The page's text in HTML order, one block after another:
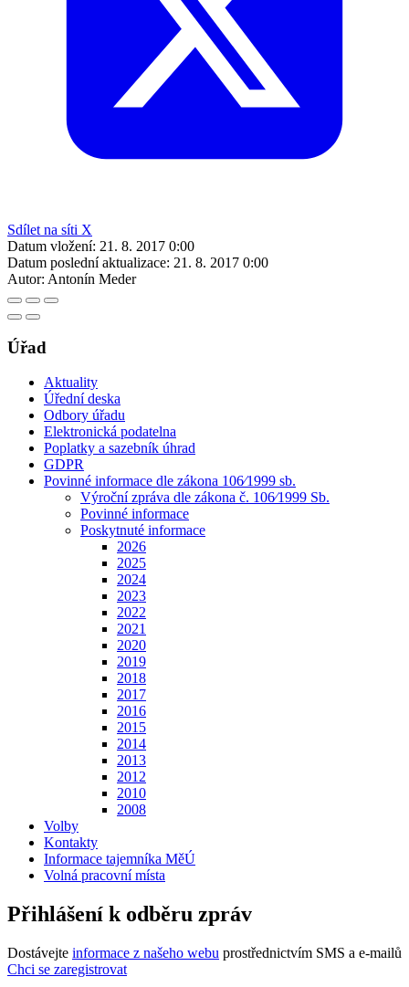
Sdílet na síti X
Datum vložení: 21. 8. 2017 0:00
Datum poslední aktualizace: 21. 8. 2017 0:00
Autor: Antonín Meder
Úřad
Aktuality
Úřední deska
Odbory úřadu
Elektronická podatelna
Poplatky a sazebník úhrad
GDPR
Povinné informace dle zákona 106⁄1999 sb.
Výroční zpráva dle zákona č. 106⁄1999 Sb.
Povinné informace
Poskytnuté informace
2026
2025
2024
2023
2022
2021
2020
2019
2018
2017
2016
2015
2014
2013
2012
2010
2008
Volby
Kontakty
Informace tajemníka MěÚ
Volná pracovní místa
Přihlášení k odběru zpráv
Dostávejte informace z našeho webu prostřednictvím SMS a e-mailů
Chci se zaregistrovat